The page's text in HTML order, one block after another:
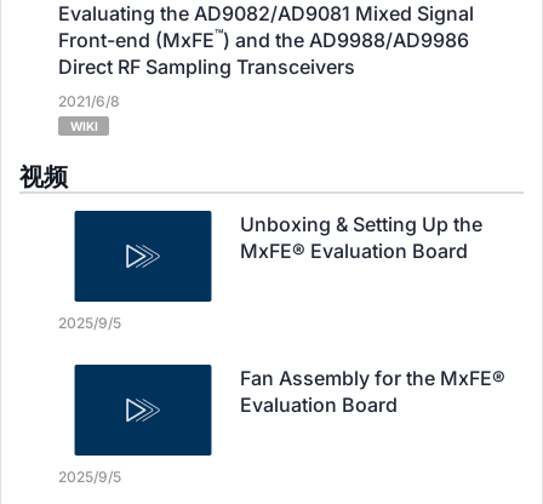
Evaluating the AD9082/AD9081 Mixed Signal
Front-end (MxFE™) and the AD9988/AD9986
Direct RF Sampling Transceivers
2021/6/8
WIKI
视频
Unboxing & Setting Up the
MxFE® Evaluation Board
2025/9/5
Fan Assembly for the MxFE®
Evaluation Board
2025/9/5